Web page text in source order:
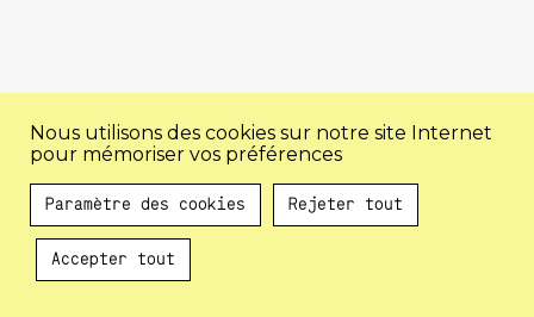
Au programme !
Nous utilisons des cookies sur notre site Internet
pour mémoriser vos préférences
Paramètre des cookies Rejeter tout
Accepter tout